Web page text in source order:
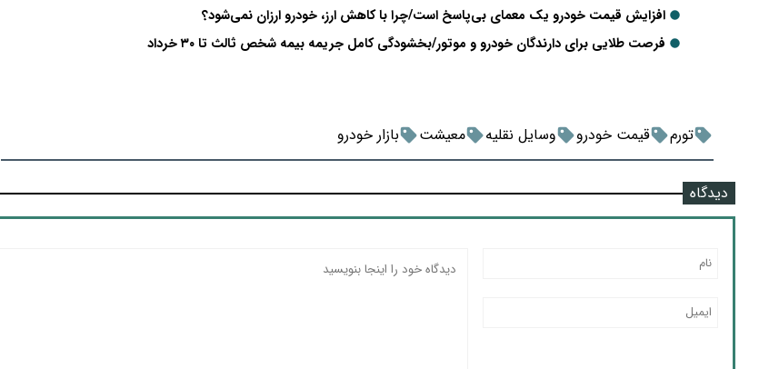
افزایش قیمت خودرو یک معمای بی‌پاسخ است/چرا با کاهش ارز، خودرو ارزان نمی‌شود؟
فرصت طلایی برای دارندگان خودرو و موتور/بخشودگی کامل جریمه بیمه شخص ثالث تا ۳۰ خرداد
تورم قیمت خودرو وسایل نقلیه معیشت بازار خودرو
دیدگاه